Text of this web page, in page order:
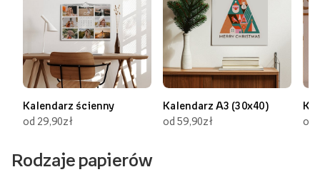
Kalendarz ścienny
od 29,90zł
Kalendarz A3 (30x40)
od 59,90zł
od
Rodzaje papierów